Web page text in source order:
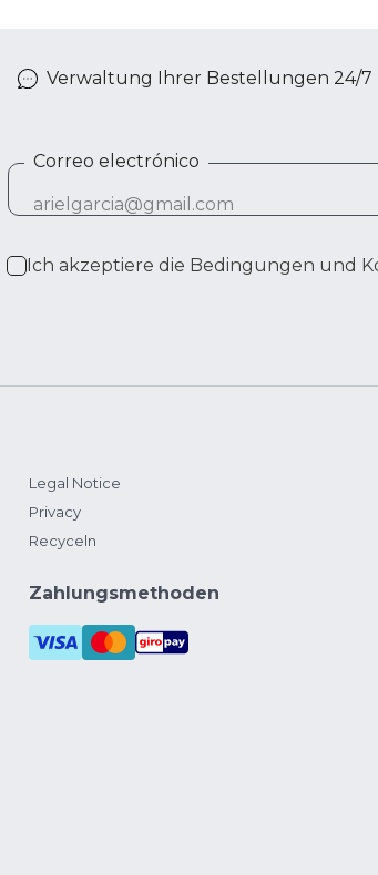
Verwaltung Ihrer Bestellungen 24/7
Correo electrónico
Ich akzeptiere die Bedingungen und
Legal Notice
Privacy
Recyceln
Zahlungsmethoden